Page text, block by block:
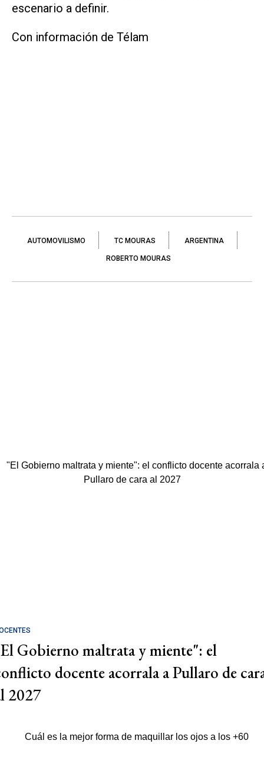
escenario a definir.
Con información de Télam
AUTOMOVILISMO TC MOURAS ARGENTINA
ROBERTO MOURAS
Gobierno maltrata y miente": el
docente acorrala a Pullaro de
2027